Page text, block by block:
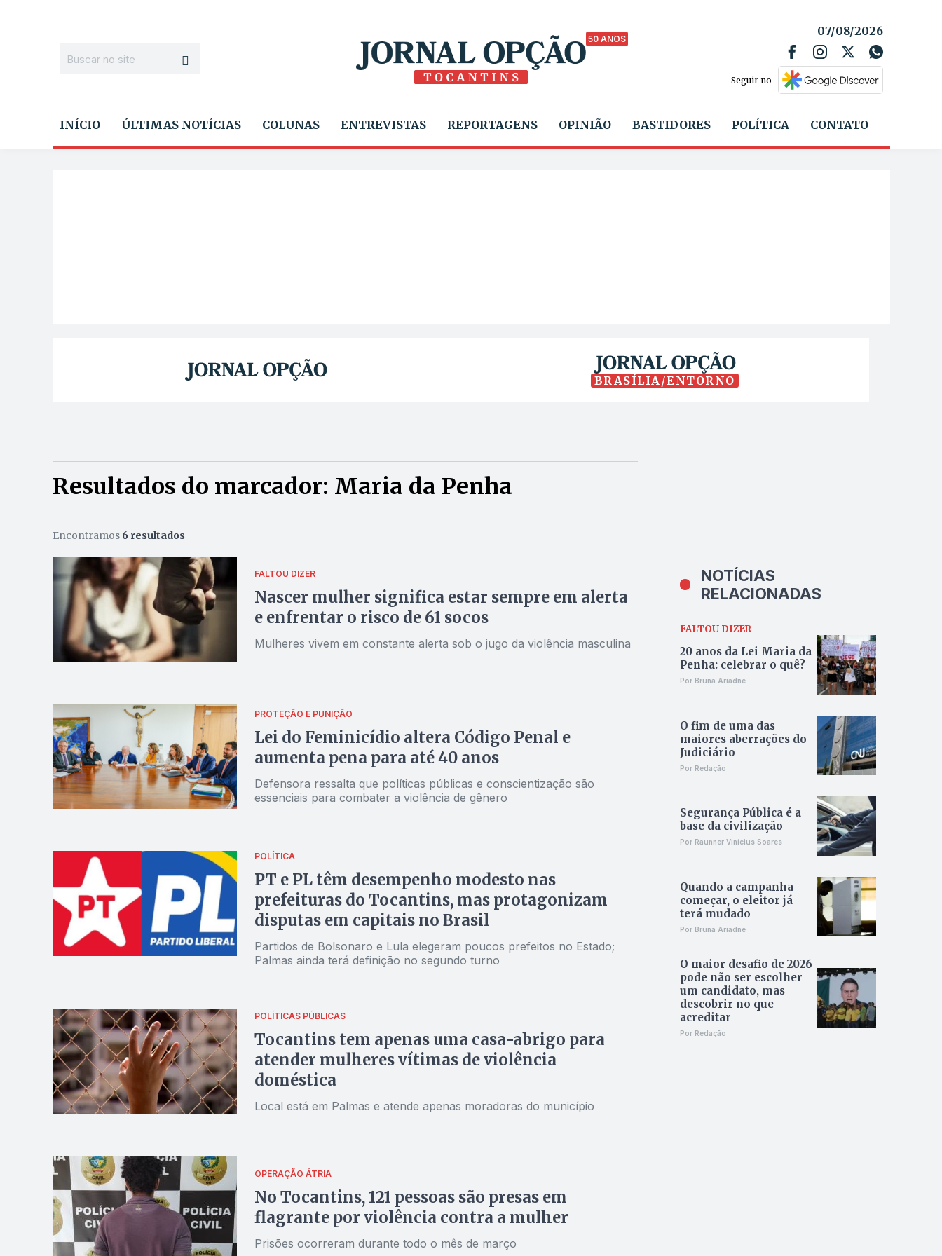
50 ANOS
07/08/2026
Seguir no
INÍCIO ÚLTIMAS NOTÍCIAS COLUNAS ENTREVISTAS REPORTAGENS OPINIÃO BASTIDORES POLÍTICA CONTATO
BRASÍLIA/ENTORNO
Resultados do marcador: Maria da Penha
Encontramos 6 resultados
FALTOU DIZER
Nascer mulher significa estar sempre em alerta
e enfrentar o risco de 61 socos
Mulheres vivem em constante alerta sob o jugo da violência masculina
PROTEÇÃO E PUNIÇÃO
Lei do Feminicídio altera Código Penal e
aumenta pena para até 40 anos
Defensora ressalta que políticas públicas e conscientização são
essenciais para combater a violência de gênero
POLÍTICA
PT e PL têm desempenho modesto nas
prefeituras do Tocantins, mas protagonizam
disputas em capitais no Brasil
Partidos de Bolsonaro e Lula elegeram poucos prefeitos no Estado;
Palmas ainda terá definição no segundo turno
POLÍTICAS PÚBLICAS
Tocantins tem apenas uma casa-abrigo para
atender mulheres vítimas de violência
doméstica
Local está em Palmas e atende apenas moradoras do município
OPERAÇÃO ÁTRIA
No Tocantins, 121 pessoas são presas em
flagrante por violência contra a mulher
Prisões ocorreram durante todo o mês de março
NOTÍCIAS
RELACIONADAS
FALTOU DIZER
20 anos da Lei Maria da
Penha: celebrar o quê?
Por Bruna Ariadne
O fim de uma das
maiores aberrações do
Judiciário
Por Redação
Segurança Pública é a
base da civilização
Por Raunner Vinícius Soares
Quando a campanha
começar, o eleitor já
terá mudado
Por Bruna Ariadne
O maior desafio de 2026
pode não ser escolher
um candidato, mas
descobrir no que
acreditar
Por Redação